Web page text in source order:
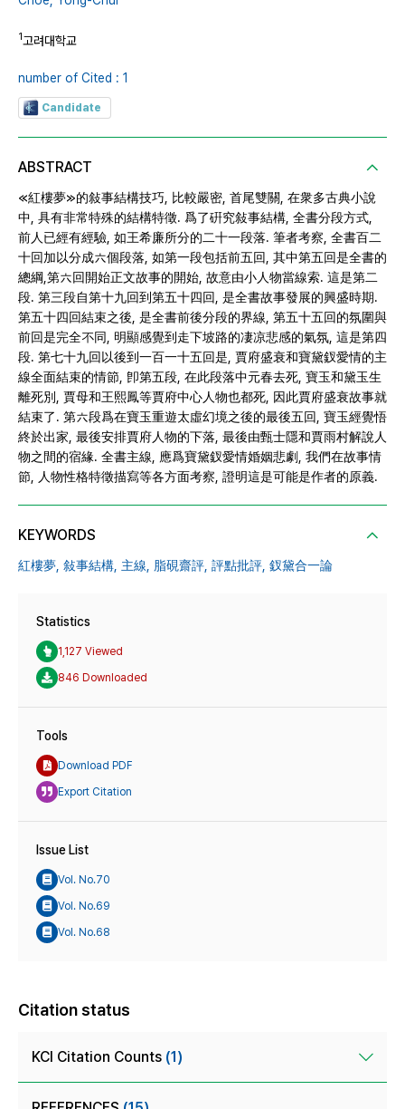
1고려대학교
number of Cited : 1
Candidate
ABSTRACT
≪紅樓夢≫的敍事結構技巧, 比較嚴密, 首尾雙關, 在衆多古典小說
中, 具有非常特殊的結構特徵. 爲了硏究敍事結構, 全書分段方式,
前人已經有經驗, 如王希廉所分的二十一段落. 筆者考察, 全書百二
十回加以分成六個段落, 如第一段包括前五回, 其中第五回是全書的
總綱,第六回開始正文故事的開始, 故意由小人物當線索. 這是第二
段. 第三段自第十九回到第五十四回, 是全書故事發展的興盛時期.
第五十四回結束之後, 是全書前後分段的界線, 第五十五回的氛圍與
前回是完全不同, 明顯感覺到走下坡路的凄凉悲感的氣氛, 這是第四
段. 第七十九回以後到一百一十五回是, 賈府盛衰和寶黛釵愛情的主
線全面結束的情節, 卽第五段, 在此段落中元春去死, 寶玉和黛玉生
離死別, 賈母和王熙鳳等賈府中心人物也都死, 因此賈府盛衰故事就
結束了. 第六段爲在寶玉重遊太虛幻境之後的最後五回, 寶玉經覺悟
終於出家, 最後安排賈府人物的下落, 最後由甄士隱和賈雨村解說人
物之間的宿緣. 全書主線, 應爲寶黛釵愛情婚姻悲劇, 我們在故事情
節, 人物性格特徵描寫等各方面考察, 證明這是可能是作者的原義.
KEYWORDS
紅樓夢, 敍事結構, 主線, 脂硯齋評, 評點批評, 釵黛合一論
Statistics
1,127 Viewed
846 Downloaded
Tools
Download PDF
Export Citation
Issue List
Vol. No.70
Vol. No.69
Vol. No.68
Citation status
KCI Citation Counts (1)